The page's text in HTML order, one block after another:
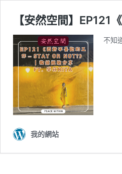
【安然空間】
不知
我的網站